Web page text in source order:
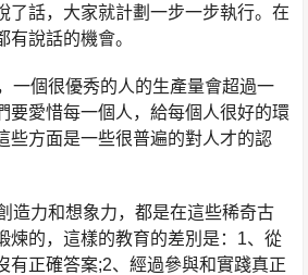
了話，大家就計劃一步一步執行。在
有說話的機會。
個很優秀的人的生產量會超過一
要愛惜每一個人，給每個人很好的環
些方面是一些很普遍的對人才的認
力和想象力，都是在這些稀奇古
煉的，這樣的教育的差別是：1、從
有正確答案;2、經過參與和實踐真正